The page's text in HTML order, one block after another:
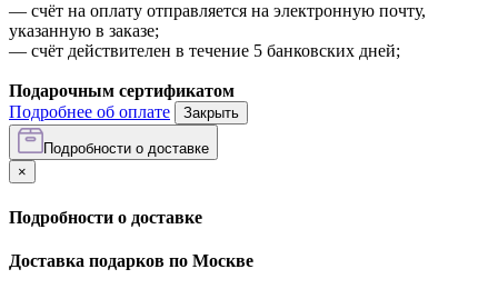
— счёт на оплату отправляется на электронную почту,
указанную в заказе;
— счёт действителен в течение 5 банковских дней;
Подарочным сертификатом
Подробнее об оплате
Закрыть
Подробности о доставке
×
Подробности о доставке
Доставка подарков по Москве